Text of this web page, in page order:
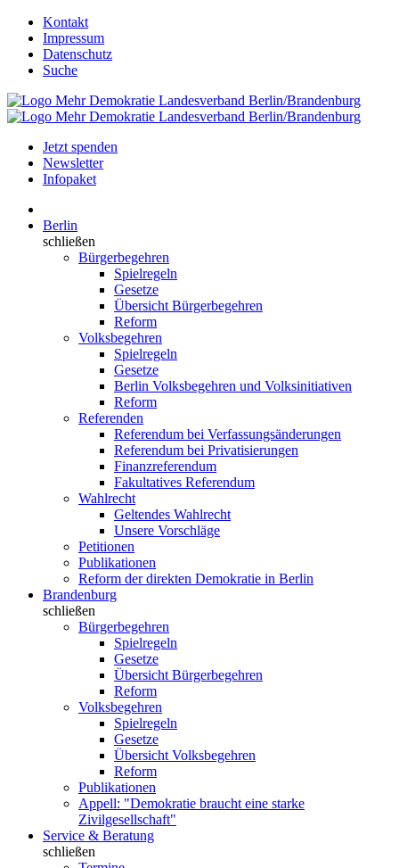
Kontakt
Impressum
Datenschutz
Suche
Jetzt spenden
Newsletter
Infopaket
Berlin
schließen
Bürgerbegehren
Spielregeln
Gesetze
Übersicht Bürgerbegehren
Reform
Volksbegehren
Spielregeln
Gesetze
Berlin Volksbegehren und Volksinitiativen
Reform
Referenden
Referendum bei Verfassungsänderungen
Referendum bei Privatisierungen
Finanzreferendum
Fakultatives Referendum
Wahlrecht
Geltendes Wahlrecht
Unsere Vorschläge
Petitionen
Publikationen
Reform der direkten Demokratie in Berlin
Brandenburg
schließen
Bürgerbegehren
Spielregeln
Gesetze
Übersicht Bürgerbegehren
Reform
Volksbegehren
Spielregeln
Gesetze
Übersicht Volksbegehren
Reform
Publikationen
Appell: "Demokratie braucht eine starke
Zivilgesellschaft"
Service & Beratung
schließen